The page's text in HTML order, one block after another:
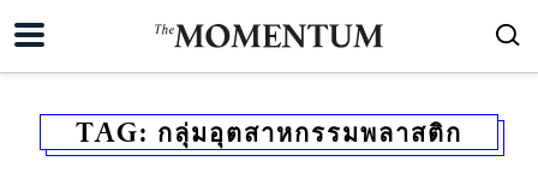
TAG: กลุ่มอุตสาหกรรมพลาสติก